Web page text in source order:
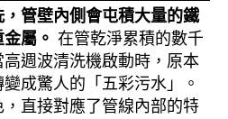
管壁內側會屯積大量的鐵
屬。 在管乾淨累積的數千
週波清洗機啟動時，原本
成驚人的「五彩污水」。
直接對應了管線內部的特